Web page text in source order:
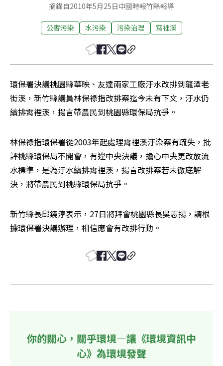
摘錄自2010年5月25日中國時報竹縣報導
公害污染 水污染 污染治理 霄裡溪
環保署決議桃園縣華映、友達兩家工廠汙水改排到龍潭老
街溪，新竹縣議員林保祿指改排案迄今未有下文，汙水仍
續排霄裡溪，揚言帶農民到桃園縣環保局抗爭。
林保祿指環保署從2003年起處理霄裡溪汙染案有疏失，批
評桃縣環保局不開會，有違中央決議，擔心中央更改放流
水標準，是為汙水續排霄裡溪，揚言改排案若未徹底解
決，將帶農民到桃縣環保局抗爭。
新竹縣長邱鏡淳表示，27日將拜會桃園縣長吳志揚，請根
據環保署決議辦理，相信應會有改排行動。
你的關心，關乎環境—讓《環境資訊中
心》為環境發聲